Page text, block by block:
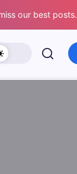
our best posts.